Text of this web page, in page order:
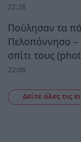
22:28
Πούλησαν τα
Πελοπόννησο –
σπίτι τους
22:06
Δείτε όλες τις